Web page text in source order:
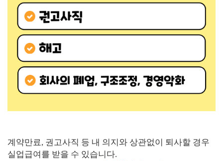
계약만료, 권고사직 등 내 의지와 상관없이 퇴사할 경우
실업급여를 받을 수 있습니다.